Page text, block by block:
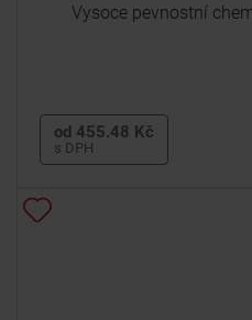
Vysoce pevnostní
od 455.48 Kč
s DPH